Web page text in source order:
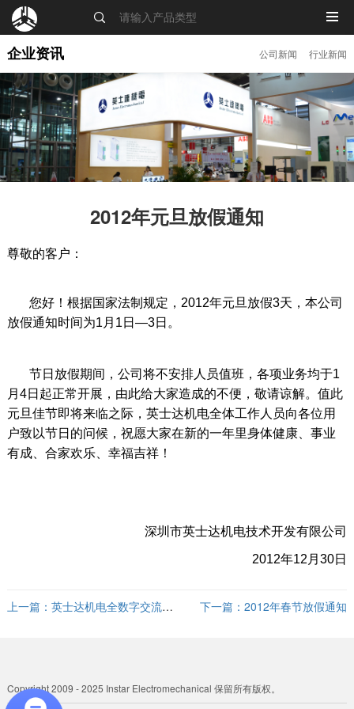
MENU
企业资讯 公司新闻 行业新闻
2012年元旦放假通知
尊敬的客户：
您好！根据国家法制规定，2012年元旦放假3天，本公司
放假通知时间为1月1日—3日。
节日放假期间，公司将不安排人员值班，各项业务均于1
月4日起正常开展，由此给大家造成的不便，敬请谅解。值此
元旦佳节即将来临之际，英士达机电全体工作人员向各位用
户致以节日的问候，祝愿大家在新的一年里身体健康、事业
有成、合家欢乐、幸福吉祥！
深圳市英士达机电技术开发有限公司
2012年12月30日
上一篇： 英士达机电全数字交流伺
下一篇：2012年春节放假通知
Copyright 2009 - 2025 Instar Electromechanical 保留所有版权。